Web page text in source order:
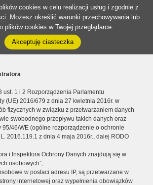
cookies w celu realizacji usług i zgodnie z
. Możesz określić warunki przechowywania lub
plików cookies w Twojej przeglądarce.
Akceptuję ciasteczka
ust. 1 i 2 Rozporządzenia Parlamentu
(UE) 2016/679 z dnia 27 kwietnia 2016r. w
fizycznych w związku z przetwarzaniem danych
swobodnego przepływu takich danych oraz
95/46/WE (ogólne rozporządzenie o ochronie
2016.119.1 z dnia 4 maja 2016r., dalej RODO
i Inspektora Ochrony Danych znajdują się w
osobowych”,
w postaci adresu IP, są przetwarzane w
internetowej oraz wypełnienia obowiązków